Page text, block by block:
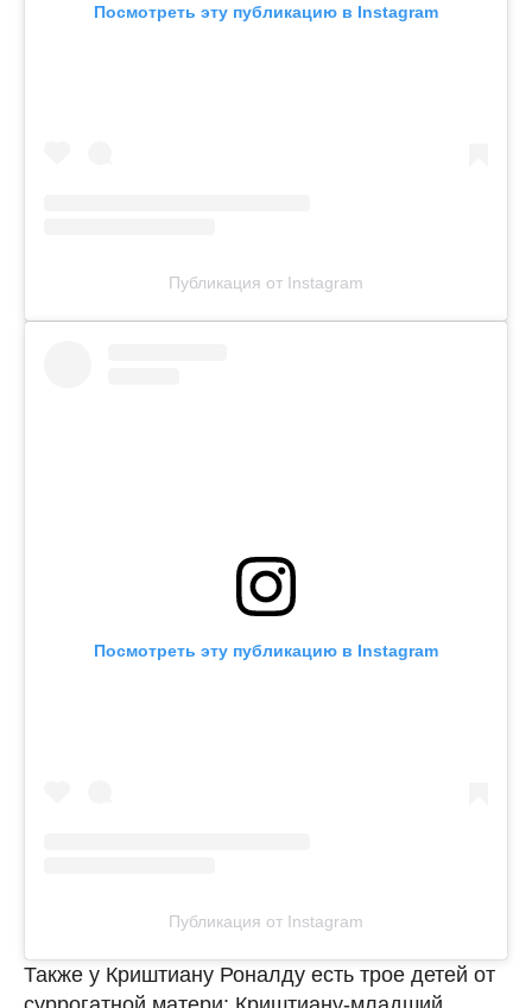
Посмотреть эту публикацию в Instagram
Публикация от Instagram
Посмотреть эту публикацию в Instagram
Публикация от Instagram
Также у Криштиану Роналду есть трое детей от